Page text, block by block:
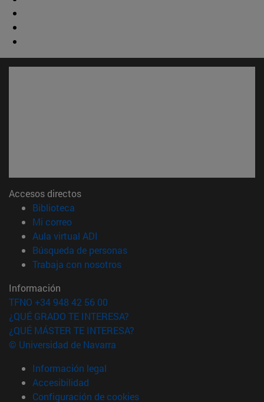
Accesos directos
Biblioteca
Mi correo(abre en nueva ventana)
Aula virtual ADI
Búsqueda de personas(abre en nueva ventana)
Trabaja con nosotros(abre en nueva ventana)
Información
TFNO +34 948 42 56 00
¿QUÉ GRADO TE INTERESA?
¿QUÉ MÁSTER TE INTERESA?
© Universidad de Navarra
Información legal
Accesibilidad
Configuración de cookies